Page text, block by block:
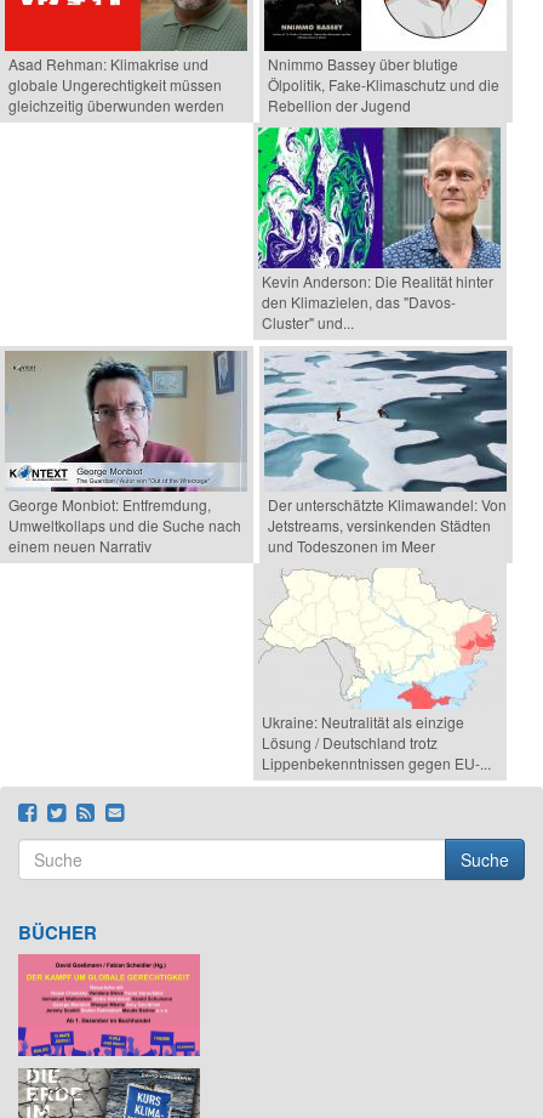
Asad Rehman: Klimakrise und
globale Ungerechtigkeit müssen
gleichzeitig überwunden werden
Nnimmo Bassey über blutige
Ölpolitik, Fake-Klimaschutz und die
Rebellion der Jugend
Kevin Anderson: Die Realität hinter
den Klimazielen, das "Davos-
Cluster" und...
George Monbiot: Entfremdung,
Umweltkollaps und die Suche nach
einem neuen Narrativ
Der unterschätzte Klimawandel: Von
Jetstreams, versinkenden Städten
und Todeszonen im Meer
Ukraine: Neutralität als einzige
Lösung / Deutschland trotz
Lippenbekenntnissen gegen EU-...
Suchformular
Suche
BÜCHER